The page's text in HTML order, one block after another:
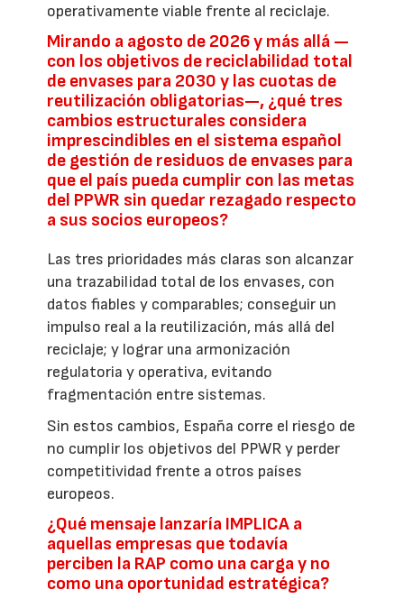
operativamente viable frente al reciclaje.
Mirando a agosto de 2026 y más allá —
con los objetivos de reciclabilidad total
de envases para 2030 y las cuotas de
reutilización obligatorias—, ¿qué tres
cambios estructurales considera
imprescindibles en el sistema español
de gestión de residuos de envases para
que el país pueda cumplir con las metas
del PPWR sin quedar rezagado respecto
a sus socios europeos?
Las tres prioridades más claras son alcanzar
una trazabilidad total de los envases, con
datos fiables y comparables; conseguir un
impulso real a la reutilización, más allá del
reciclaje; y lograr una armonización
regulatoria y operativa, evitando
fragmentación entre sistemas.
Sin estos cambios, España corre el riesgo de
no cumplir los objetivos del PPWR y perder
competitividad frente a otros países
europeos.
¿Qué mensaje lanzaría IMPLICA a
aquellas empresas que todavía
perciben la RAP como una carga y no
como una oportunidad estratégica?